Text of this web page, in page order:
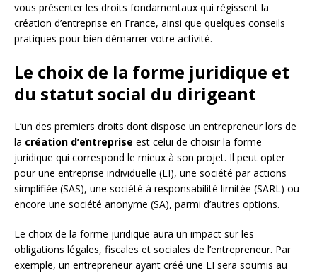
vous présenter les droits fondamentaux qui régissent la
création d’entreprise en France, ainsi que quelques conseils
pratiques pour bien démarrer votre activité.
Le choix de la forme juridique et
du statut social du dirigeant
L’un des premiers droits dont dispose un entrepreneur lors de
la création d’entreprise est celui de choisir la forme
juridique qui correspond le mieux à son projet. Il peut opter
pour une entreprise individuelle (EI), une société par actions
simplifiée (SAS), une société à responsabilité limitée (SARL) ou
encore une société anonyme (SA), parmi d’autres options.
Le choix de la forme juridique aura un impact sur les
obligations légales, fiscales et sociales de l’entrepreneur. Par
exemple, un entrepreneur ayant créé une EI sera soumis au